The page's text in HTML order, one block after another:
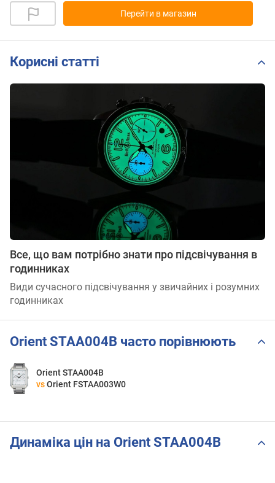
Перейти в магазин
Корисні статті
Все, що вам потрібно знати про підсвічування в
годинниках
Види сучасного підсвічування у звичайних і розумних
годинниках
Orient STAA004B часто порівнюють
Orient STAA004B
vs Orient FSTAA003W0
Динаміка цін на Orient STAA004B